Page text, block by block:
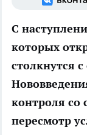
С
которых
столкнутся
контроля со
пересмотр